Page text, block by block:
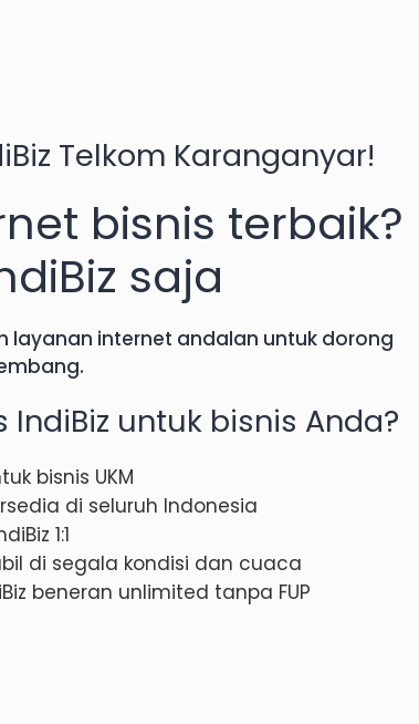
Telkom Karanganyar!
bisnis terbaik?
saja
layanan internet andalan untuk dorong
IndiBiz untuk bisnis Anda?
bisnis UKM
di seluruh Indonesia
1:1
di segala kondisi dan cuaca
beneran unlimited tanpa FUP